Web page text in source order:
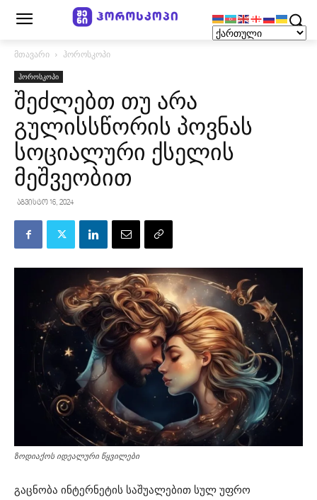
მთავარი ჰოროსკოპი
ჰოროსკოპი
შეძლებთ თუ არა
გულისსწორის პოვნას
სოციალური ქსელის
მეშვეობით
აგვისტო 16, 2024
ზოდიაქოს იდეალური წყვილები
გაცნობა ინტერნეტის საშუალებით სულ უფრო